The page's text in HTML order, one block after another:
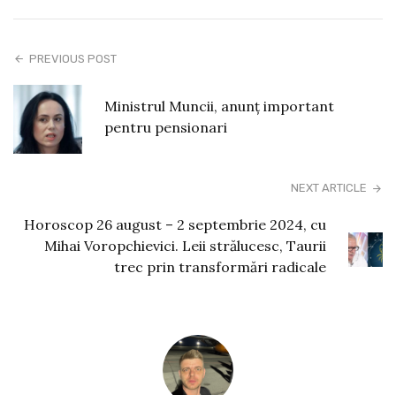
PREVIOUS POST
Ministrul Muncii, anunț important
pentru pensionari
NEXT ARTICLE
Horoscop 26 august – 2 septembrie 2024, cu
Mihai Voropchievici. Leii strălucesc, Taurii
trec prin transformări radicale